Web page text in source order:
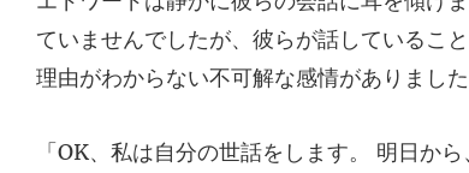
ていませんでしたが、彼らが話しているこ